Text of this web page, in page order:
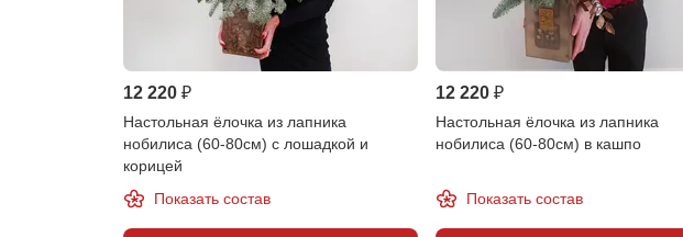
12 220 ₽
Настольная ёлочка из лапника
нобилиса (60-80см) с лошадкой и
корицей
Показать состав
12 220 ₽
Настольная ёлочка из лапника
нобилиса (60-80см) в кашпо
Показать состав